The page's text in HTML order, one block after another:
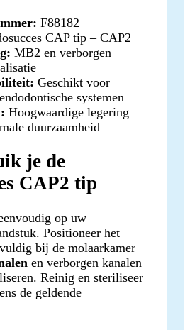
F88182
CAP tip – CAP2
MB2 en verborgen
Geschikt voor
systemen
Hoogwaardige legering
duurzaamheid
je de
CAP2 tip
op uw
Positioneer het
bij de molaarkamer
en verborgen kanalen
Reinig en steriliseer
de geldende